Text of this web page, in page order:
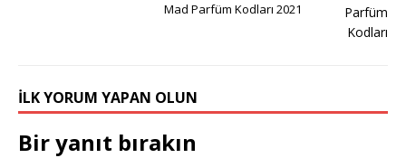
Mad Parfüm Kodları 2021
İLK YORUM YAPAN OLUN
Bir yanıt bırakın